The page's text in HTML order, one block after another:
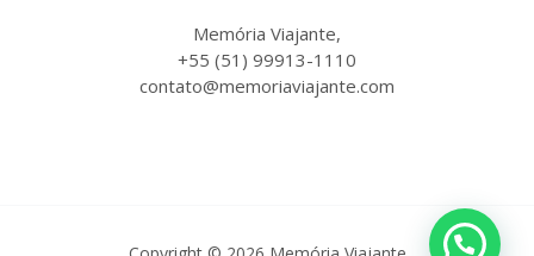
Memória Viajante,
+55 (51) 99913-1110
contato@memoriaviajante.com